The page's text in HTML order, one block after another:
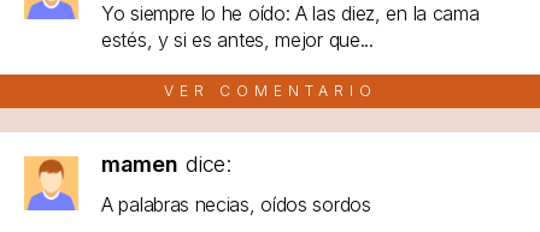
Yo siempre lo he oído: A las diez, en la cama
estés, y si es antes, mejor que...
VER COMENTARIO
mamen dice:
A palabras necias, oídos sordos